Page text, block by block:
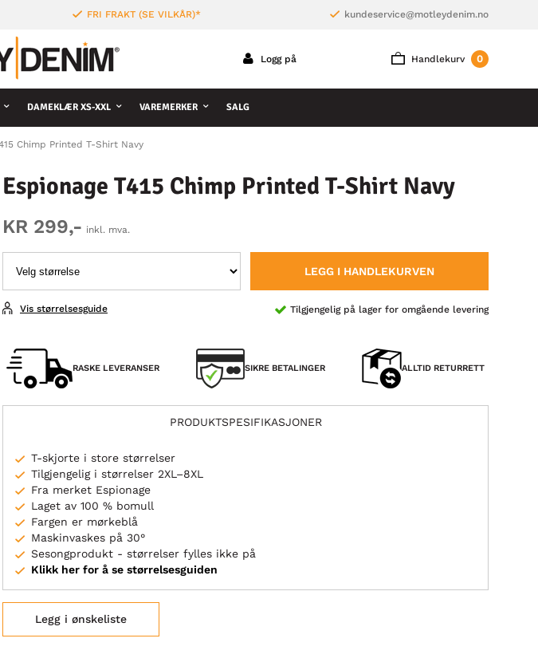
FRI FRAKT (SE VILKÅR)* kundeservice@motleydenim.no
Handlekurv 0
Logg på
DAMEKLÆR XS-XXL VAREMERKER SALG
Chimp Printed T-Shirt Navy
Espionage T415 Chimp Printed T-Shirt Navy
KR 299,- inkl. mva.
LEGG I HANDLEKURVEN
Tilgjengelig på lager for omgående levering
Vis størrelsesguide
RASKE LEVERANSER SIKRE BETALINGER ALLTID RETURRETT
PRODUKTSPESIFIKASJONER
T-skjorte i store størrelser
Tilgjengelig i størrelser 2XL–8XL
Fra merket Espionage
Laget av 100 % bomull
Fargen er mørkeblå
Maskinvaskes på 30°
Sesongprodukt - størrelser fylles ikke på
Klikk her for å se størrelsesguiden
Legg i ønskeliste